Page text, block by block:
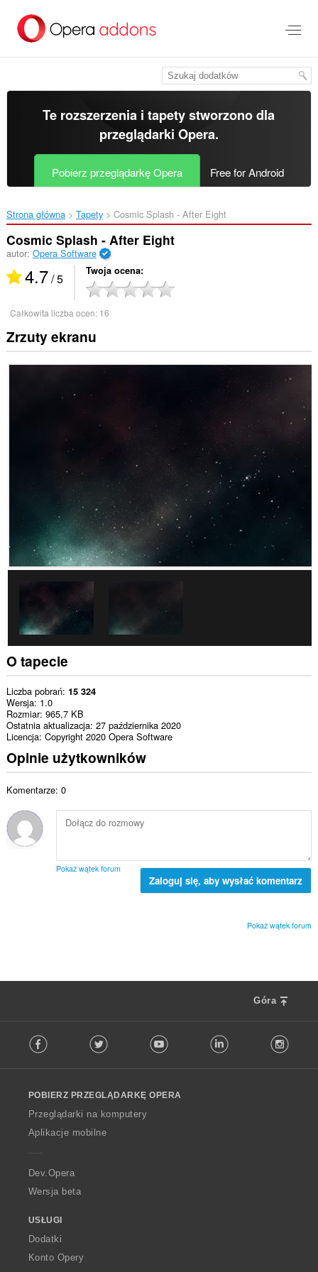
treści
Te rozszerzenia i tapety stworzono dla
przeglądarki Opera.
Pobierz przeglądarkę Opera Free for Android
Strona główna Tapety Cosmic Splash - After Eight‎
Cosmic Splash - After Eight
autor: Opera Software
4.7/ 5 Twoja ocena
Całkowita liczba ocen: 16
Zrzuty ekranu
O tapecie
Liczba pobrań 15 324
Wersja 1.0
Rozmiar 965,7 KB
Ostatnia aktualizacja 27 października 2020
Licencja Copyright 2020 Opera Software
Opinie użytkowników
Komentarze: 0
Pokaż wątek forum
Zaloguj się, aby wysłać komentarz
Pokaż wątek forum
Góra
o
w
O
p
a
Facebook Twitter Youtube LinkedIn
POBIERZ PRZEGLĄDARKĘ OPERA
Przeglądarki na komputery
Aplikacje mobilne
Dev.Opera
Wersja beta
USŁUGI
Dodatki
Konto Opery